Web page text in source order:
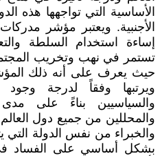
الأساسية التي تواجهها هذه
الأجنبية. ويعتبر مؤشر
إساءة استخدام السلطة
تستمر في نهب وتخريب
حيث يعرف على أنه ذلك
ويرتبها وفقاً لدرجة وجود
والسياسيين بناءً على
والمحللين من جميع دول
والخبراء من نفس الدولة التي
بشكل أساسي على الفساد في